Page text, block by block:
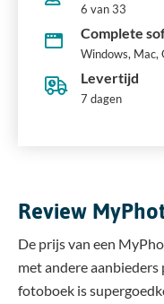
6 van 33
Complete
Windows, Mac,
Levertijd
7 dagen
Review
De prijs van een
met andere
fotoboek is